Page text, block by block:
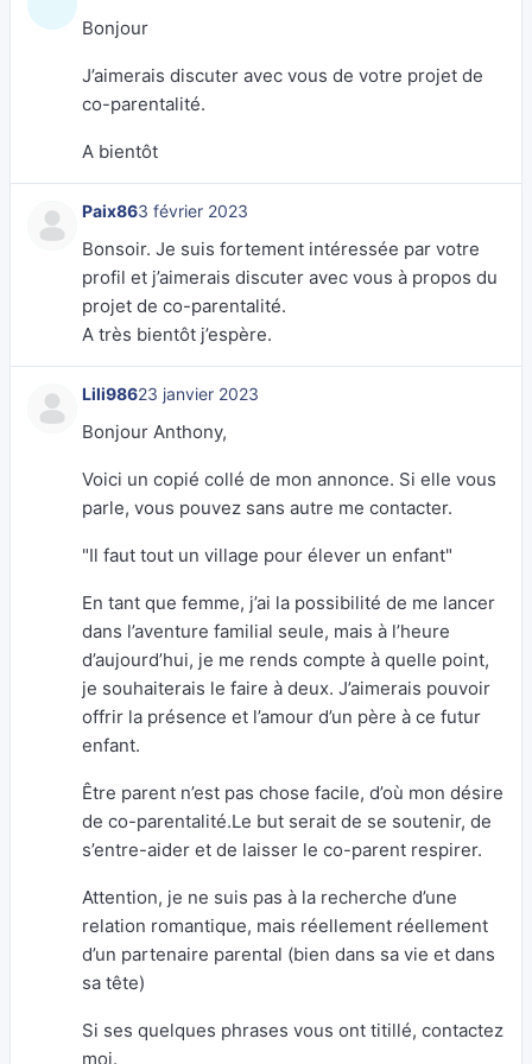
Bonjour
J’aimerais discuter avec vous de votre projet de
co-parentalité.
A bientôt
Paix863 février 2023
Bonsoir. Je suis fortement intéressée par votre
profil et j’aimerais discuter avec vous à propos du
projet de co-parentalité.
A très bientôt j’espère.
Lili98623 janvier 2023
Bonjour Anthony,
Voici un copié collé de mon annonce. Si elle vous
parle, vous pouvez sans autre me contacter.
"Il faut tout un village pour élever un enfant"
En tant que femme, j’ai la possibilité de me lancer
dans l’aventure familial seule, mais à l’heure
d’aujourd’hui, je me rends compte à quelle point,
je souhaiterais le faire à deux. J’aimerais pouvoir
offrir la présence et l’amour d’un père à ce futur
enfant.
Être parent n’est pas chose facile, d’où mon désire
de co-parentalité.Le but serait de se soutenir, de
s’entre-aider et de laisser le co-parent respirer.
Attention, je ne suis pas à la recherche d’une
relation romantique, mais réellement réellement
d’un partenaire parental (bien dans sa vie et dans
sa tête)
Si ses quelques phrases vous ont titillé, contactez
moi.